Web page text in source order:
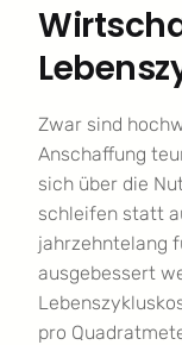
Zwar sind
Anschaffung
sich über die
schleifen statt
jahrzehntelang
ausgebessert
pro